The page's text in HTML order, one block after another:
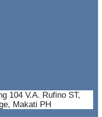
104 V.A. Rufino ST,
Makati PH